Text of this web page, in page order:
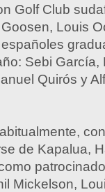
Golf Club
Louis
Sebi García,
Quirós y
de Kapalua,
Mickelson,